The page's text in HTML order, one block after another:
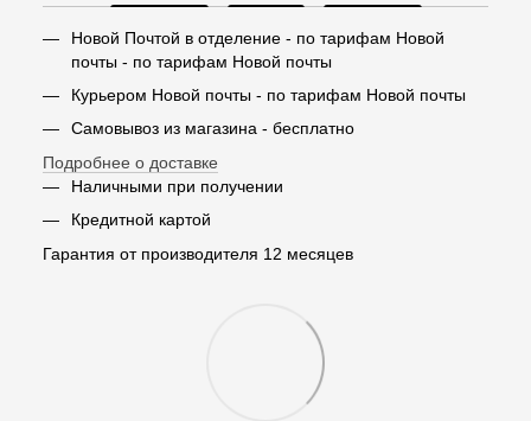
Новой Почтой в отделение - по тарифам Новой
почты - по тарифам Новой почты
Курьером Новой почты - по тарифам Новой почты
Самовывоз из магазина - бесплатно
Подробнее о доставке
Наличными при получении
Кредитной картой
Гарантия от производителя 12 месяцев